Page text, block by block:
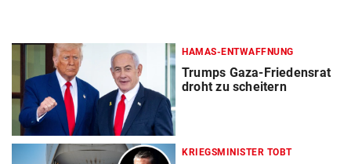
HAMAS-ENTWAFFNUNG
Trumps Gaza-Friedensrat
droht zu scheitern
KRIEGSMINISTER TOBT